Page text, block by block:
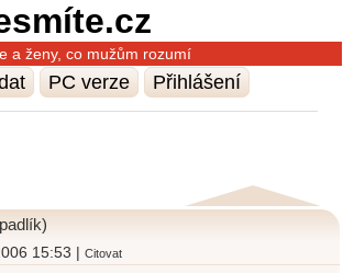
a ženy, co mužům rozumí
PC verze Přihlášení
15:53 | Citovat